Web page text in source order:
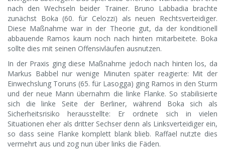
nach den Wechseln beider Trainer. Bruno Labbadia brachte
zunächst Boka (60. für Celozzi) als neuen Rechtsverteidiger.
Diese Maßnahme war in der Theorie gut, da der konditionell
abbauende Ramos kaum noch nach hinten mitarbeitete. Boka
sollte dies mit seinen Offensivläufen ausnutzen.
In der Praxis ging diese Maßnahme jedoch nach hinten los, da
Markus Babbel nur wenige Minuten später reagierte: Mit der
Einwechslung Toruns (65. für Lasogga) ging Ramos in den Sturm
und der neue Mann übernahm die linke Flanke. So stabilisierte
sich die linke Seite der Berliner, während Boka sich als
Sicherheitsrisiko herausstellte: Er ordnete sich in vielen
Situationen eher als dritter Sechser denn als Linksverteidiger ein,
so dass seine Flanke komplett blank blieb. Raffael nutzte dies
vermehrt aus und zog nun über links die Fäden.